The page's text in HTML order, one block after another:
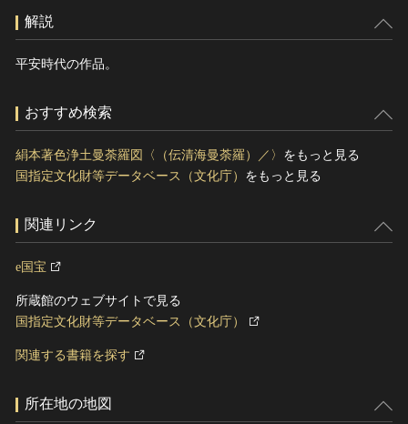
解説
平安時代の作品。
おすすめ検索
絹本著色浄土曼荼羅図〈（伝清海曼荼羅）／〉 をもっと見る
国指定文化財等データベース（文化庁） をもっと見る
関連リンク
e国宝
所蔵館のウェブサイトで見る
国指定文化財等データベース（文化庁）
関連する書籍を探す
所在地の地図